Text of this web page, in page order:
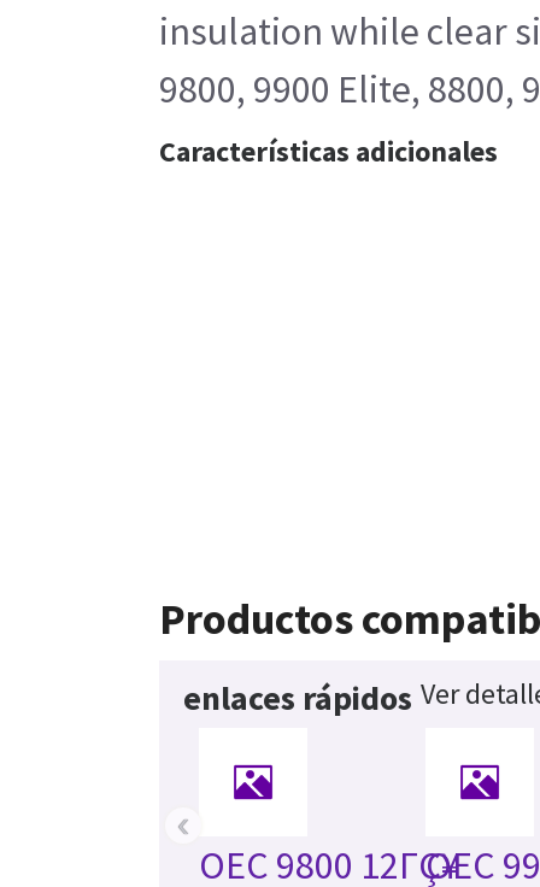
insulation while clear
9800, 9900 Elite, 8800,
Características adicionales
Productos
enlaces rápidos Ver
OEC 9800 12ΓÇ¥OEC
‹